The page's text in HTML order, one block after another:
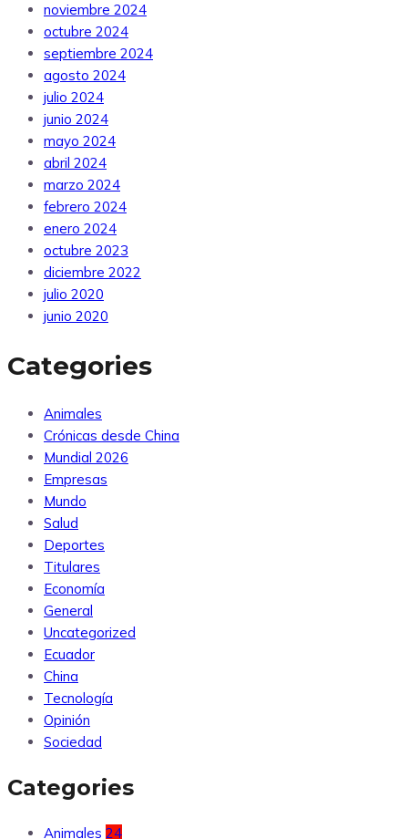
noviembre 2024
octubre 2024
septiembre 2024
agosto 2024
julio 2024
junio 2024
mayo 2024
abril 2024
marzo 2024
febrero 2024
enero 2024
octubre 2023
diciembre 2022
julio 2020
junio 2020
Categories
Animales
Crónicas desde China
Mundial 2026
Empresas
Mundo
Salud
Deportes
Titulares
Economía
General
Uncategorized
Ecuador
China
Tecnología
Opinión
Sociedad
Categories
Animales 24